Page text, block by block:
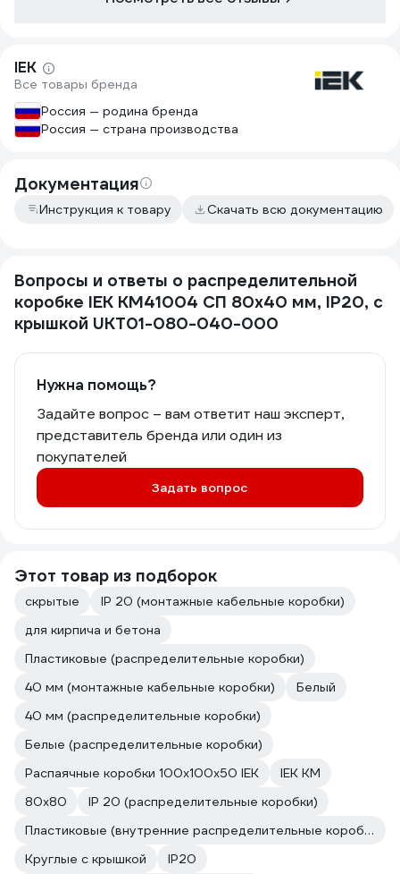
IEK
Все товары бренда
Россия — родина бренда
Россия — страна производства
Документация
Инструкция к товару Скачать всю документацию
Вопросы и ответы о распределительной
коробке IEK КМ41004 СП 80x40 мм, IP20, с
крышкой UKT01-080-040-000
Нужна помощь?
Задайте вопрос – вам ответит наш эксперт,
представитель бренда или один из
покупателей
Задать вопрос
Этот товар из подборок
скрытые
IP 20 (монтажные кабельные коробки)
для кирпича и бетона
Пластиковые (распределительные коробки)
40 мм (монтажные кабельные коробки)
Белый
40 мм (распределительные коробки)
Белые (распределительные коробки)
Распаячные коробки 100х100х50 IEK
IEK КМ
80х80
IP 20 (распределительные коробки)
Пластиковые (внутренние распределительные коробки скрытой установки)
Круглые с крышкой
IP20